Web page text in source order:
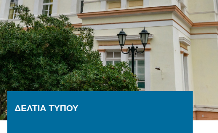
ΔΕΛΤΙΑ ΤΥΠΟΥ